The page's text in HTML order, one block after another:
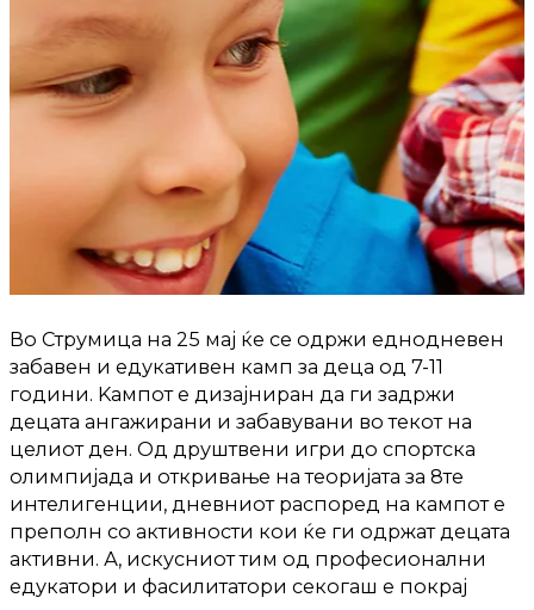
Во Струмица на 25 мај ќе се одржи еднодневен
забавен и едукативен камп за деца од 7-11
години. Kампот е дизајниран да ги задржи
децата ангажирани и забавувани во текот на
целиот ден. Од друштвени игри до спортска
олимпијада и откривање на теоријата за 8те
интелигенции, дневниот распоред на кампот е
преполн со активности кои ќе ги одржат децата
активни. А, искусниот тим од професионални
едукатори и фасилитатори секогаш е покрај